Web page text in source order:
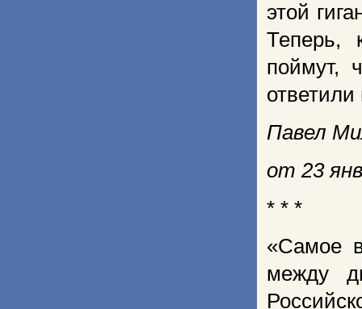
этой
Теперь,
поймут,
Павел
от 23
* * *
«Самое
между